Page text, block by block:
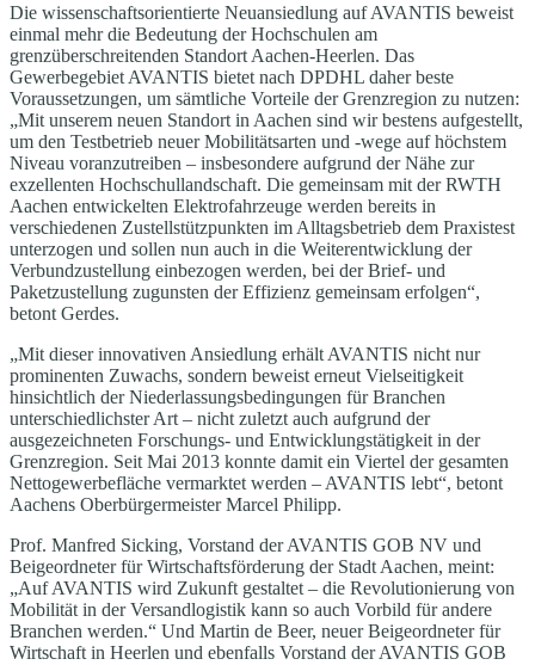
Die wissenschaftsorientierte Neuansiedlung auf AVANTIS beweist
einmal mehr die Bedeutung der Hochschulen am
grenzüberschreitenden Standort Aachen-Heerlen. Das
Gewerbegebiet AVANTIS bietet nach DPDHL daher beste
Voraussetzungen, um sämtliche Vorteile der Grenzregion zu nutzen:
„Mit unserem neuen Standort in Aachen sind wir bestens aufgestellt,
um den Testbetrieb neuer Mobilitätsarten und -wege auf höchstem
Niveau voranzutreiben – insbesondere aufgrund der Nähe zur
exzellenten Hochschullandschaft. Die gemeinsam mit der RWTH
Aachen entwickelten Elektrofahrzeuge werden bereits in
verschiedenen Zustellstützpunkten im Alltagsbetrieb dem Praxistest
unterzogen und sollen nun auch in die Weiterentwicklung der
Verbundzustellung einbezogen werden, bei der Brief- und
Paketzustellung zugunsten der Effizienz gemeinsam erfolgen“,
betont Gerdes.
„Mit dieser innovativen Ansiedlung erhält AVANTIS nicht nur
prominenten Zuwachs, sondern beweist erneut Vielseitigkeit
hinsichtlich der Niederlassungsbedingungen für Branchen
unterschiedlichster Art – nicht zuletzt auch aufgrund der
ausgezeichneten Forschungs- und Entwicklungstätigkeit in der
Grenzregion. Seit Mai 2013 konnte damit ein Viertel der gesamten
Nettogewerbefläche vermarktet werden – AVANTIS lebt“, betont
Aachens Oberbürgermeister Marcel Philipp.
Prof. Manfred Sicking, Vorstand der AVANTIS GOB NV und
Beigeordneter für Wirtschaftsförderung der Stadt Aachen, meint:
„Auf AVANTIS wird Zukunft gestaltet – die Revolutionierung von
Mobilität in der Versandlogistik kann so auch Vorbild für andere
Branchen werden.“ Und Martin de Beer, neuer Beigeordneter für
Wirtschaft in Heerlen und ebenfalls Vorstand der AVANTIS GOB